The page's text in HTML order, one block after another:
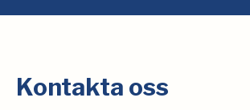
Kontakta oss